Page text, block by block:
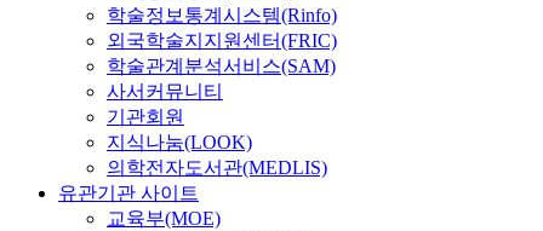
학술정보통계시스템(Rinfo)
외국학술지지원센터(FRIC)
학술관계분석서비스(SAM)
사서커뮤니티
기관회원
지식나눔(LOOK)
의학전자도서관(MEDLIS)
유관기관 사이트
교육부(MOE)